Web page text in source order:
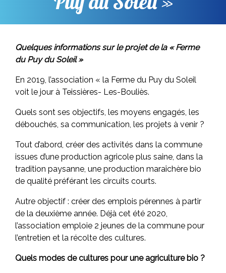
Quelques informations sur le projet de la « Ferme
du Puy du Soleil »
En 2019, l’association « la Ferme du Puy du Soleil
voit le jour à Teissières- Les-Bouliès.
Quels sont ses objectifs, les moyens engagés, les
débouchés, sa communication, les projets à venir ?
Tout d’abord, créer des activités dans la commune
issues d’une production agricole plus saine, dans la
tradition paysanne, une production maraîchère bio
de qualité préférant les circuits courts.
Autre objectif : créer des emplois pérennes à partir
de la deuxième année. Déjà cet été 2020,
l’association emploie 2 jeunes de la commune pour
l’entretien et la récolte des cultures.
Quels modes de cultures pour une agriculture bio ?